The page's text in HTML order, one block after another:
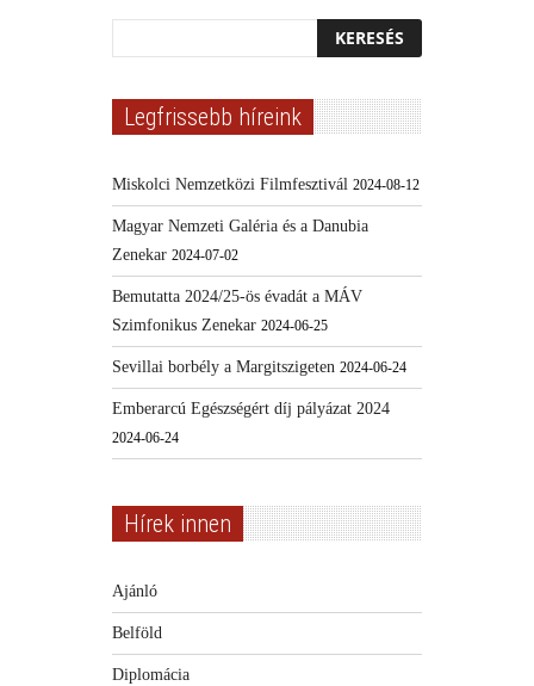
Legfrissebb híreink
Miskolci Nemzetközi Filmfesztivál 2024-08-12
Magyar Nemzeti Galéria és a Danubia
Zenekar 2024-07-02
Bemutatta 2024/25-ös évadát a MÁV
Szimfonikus Zenekar 2024-06-25
Sevillai borbély a Margitszigeten 2024-06-24
Emberarcú Egészségért díj pályázat 2024
2024-06-24
Hírek innen
Ajánló
Belföld
Diplomácia